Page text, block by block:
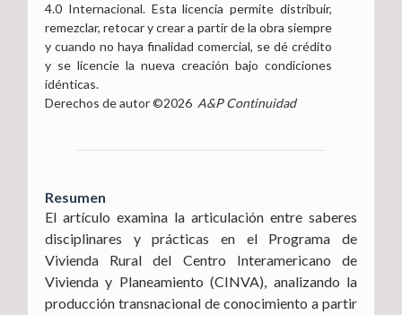
4.0 Internacional. Esta licencia permite distribuir,
remezclar, retocar y crear a partir de la obra siempre
y cuando no haya finalidad comercial, se dé crédito
y se licencie la nueva creación bajo condiciones
idénticas.
Derechos de autor ©2026 A&P Continuidad
Resumen
El artículo examina la articulación entre saberes
disciplinares y prácticas en el Programa de
Vivienda Rural del Centro Interamericano de
Vivienda y Planeamiento (CINVA), analizando la
producción transnacional de conocimiento a partir